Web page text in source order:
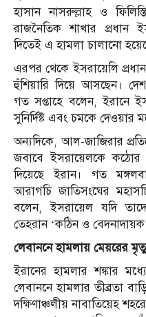
হাসান নাসরুল্লাহ ও
রাজনৈতিক শাখার প্রধান
দিতেই এ হামলা চালানো
এরপর থেকে ইসরায়েলি
হুঁশিয়ারি দিয়ে আসছেন।
গত সপ্তাহে বলেন, ইরানে
সুনির্দিষ্ট এবং চমকে দেওয়ার
অন্যদিকে, আল-জাজিরার
জবাবে ইসরায়েলকে কঠোর
দিয়েছে ইরান। গত
আরাগচি জাতিসংঘের
বলেন, ইসরায়েল যদি
তেহরান ‘কঠিন ও
লেবাননে হামলায় মেয়রের
ইরানের হামলার শঙ্কার
লেবাননে হামলার তীব্রতা
দক্ষিণাঞ্চলীয় নাবাতিয়েহ